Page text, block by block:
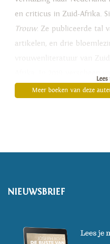
en criticus in Zuid-Afrika.
Trouw. Ze publiceerde tal
artikelen, en drie
My Mother’s Mother’s
Meer boeken van deze
NIEUWSBRIEF